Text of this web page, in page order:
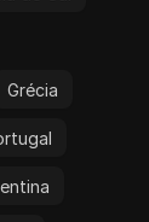
Grécia